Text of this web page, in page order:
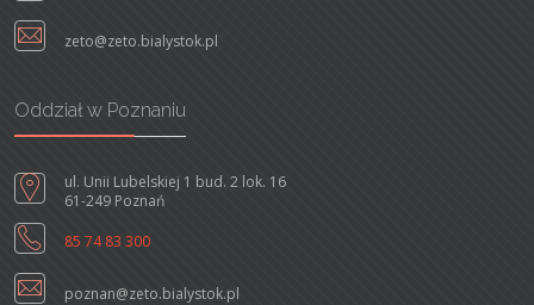
zeto@zeto.bialystok.pl
Oddział w Poznaniu
ul. Unii Lubelskiej 1 bud. 2 lok. 16
61-249 Poznań
85 74 83 300
poznan@zeto.bialystok.pl